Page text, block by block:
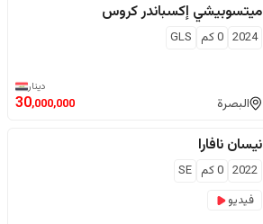
ميتسوبيشي إكسباندر كروس
2024
0كم GLS
البصرة
دينار
30,000,000
نيسان نافارا
2022
0كم SE
فيديو